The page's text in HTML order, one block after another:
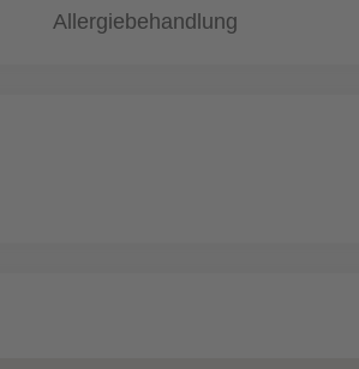
Allergiebehandlung